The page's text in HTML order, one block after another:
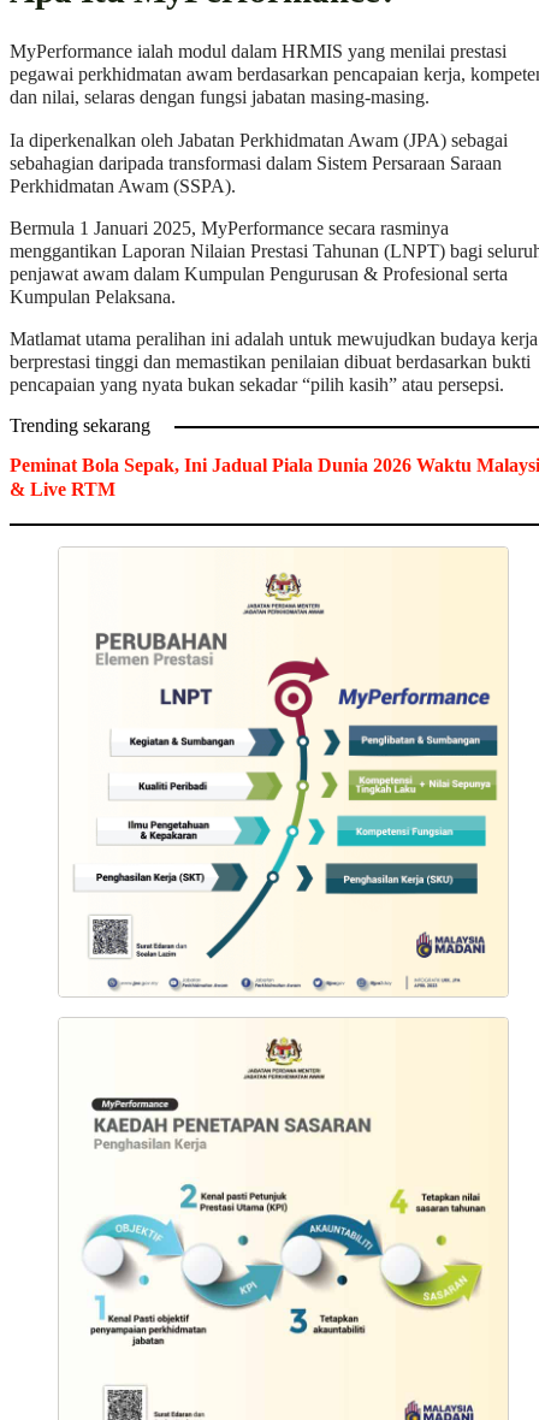
MyPerformance ialah modul dalam HRMIS yang menilai prestasi
pegawai perkhidmatan awam berdasarkan pencapaian kerja,
dan nilai, selaras dengan fungsi jabatan masing‑masing.
Ia diperkenalkan oleh Jabatan Perkhidmatan Awam (JPA) sebagai
sebahagian daripada transformasi dalam Sistem Persaraan Saraan
Perkhidmatan Awam (SSPA).
Bermula 1 Januari 2025, MyPerformance secara rasminya
menggantikan Laporan Nilaian Prestasi Tahunan (LNPT) bagi
penjawat awam dalam Kumpulan Pengurusan & Profesional serta
Kumpulan Pelaksana.
Matlamat utama peralihan ini adalah untuk mewujudkan budaya kerja
berprestasi tinggi dan memastikan penilaian dibuat berdasarkan bukti
pencapaian yang nyata bukan sekadar “pilih kasih” atau persepsi.
Trending sekarang
Peminat Bola Sepak, Ini Jadual Piala Dunia 2026 Waktu
& Live RTM